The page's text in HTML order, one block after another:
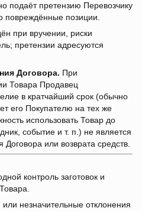
подаёт претензию Перевозчику
повреждённые позиции.
при вручении, риски
претензии адресуются
Договора. При
Товара Продавец
в кратчайший срок (обычно
его Покупателю на тех же
использовать Товар до
событие и т. п.) не является
или возврата средств.
контроль заготовок и
незначительные отклонения